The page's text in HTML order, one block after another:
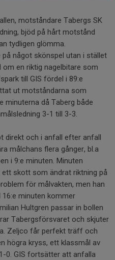
motståndare Tabergs SK
bjöd på hårt motstånd
tydligen glömma.
något skönspel utan i stället
om en riktig nagelbitare som
till GIS fördel i 89:e
ut motståndarna som
minuterna då Taberg både
3-1 till 3-3.
direkt och i anfall efter anfall
målchans flera gånger, bl.a
i 9:e minuten. Minuten
skott som ändrat riktning på
för målvakten, men han
minuten kommer
Hultgren passar in bollen
Tabergsförsvaret och skjuter
Zeljco får perfekt träff och
högra kryss, ett klassmål av
0. GIS fortsätter att anfalla